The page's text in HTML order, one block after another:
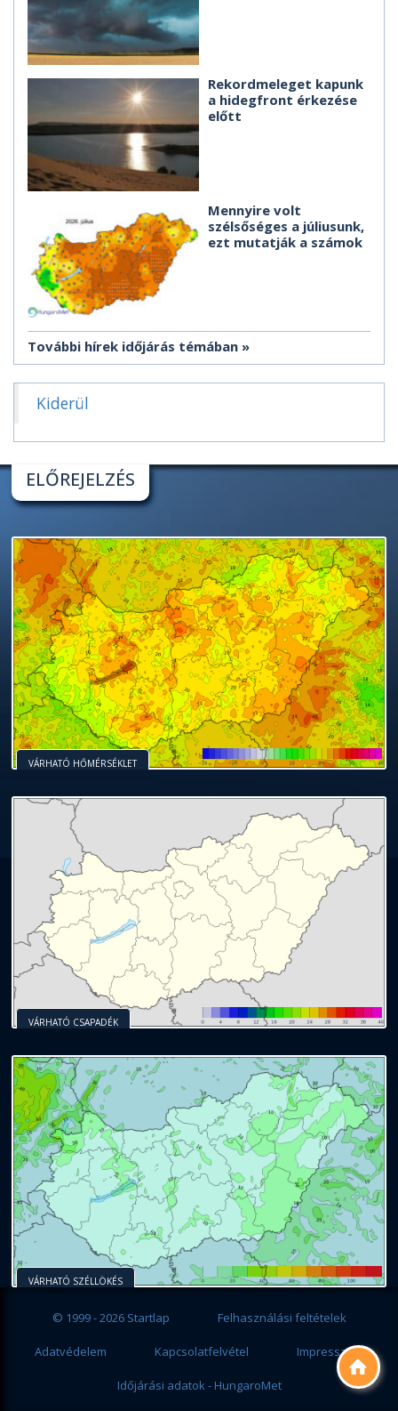

Rekordmeleget kapunk
a hidegfront érkezése
előtt
Mennyire volt
szélsőséges a júliusunk,
ezt mutatják a számok
További hírek időjárás témában
Kiderül
ELŐREJELZÉS
VÁRHATÓ HŐMÉRSÉKLET
VÁRHATÓ CSAPADÉK
VÁRHATÓ SZÉLLÖKÉS
© 1999 - 2026 Startlap Felhasználási feltételek
Adatvédelem Kapcsolatfelvétel Impresszum
Időjárási adatok - HungaroMet